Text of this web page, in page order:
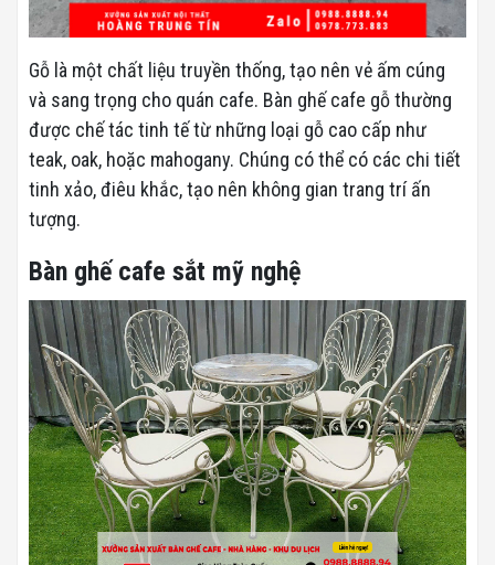
Gỗ là một chất liệu truyền thống, tạo nên vẻ ấm cúng
và sang trọng cho quán cafe. Bàn ghế cafe gỗ thường
được chế tác tinh tế từ những loại gỗ cao cấp như
teak, oak, hoặc mahogany. Chúng có thể có các chi tiết
tinh xảo, điêu khắc, tạo nên không gian trang trí ấn
tượng.
Bàn ghế cafe sắt mỹ nghệ